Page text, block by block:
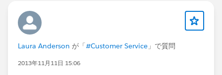
Laura Anderson が「#Customer Service 」で質問
2013年11月11日 15:06